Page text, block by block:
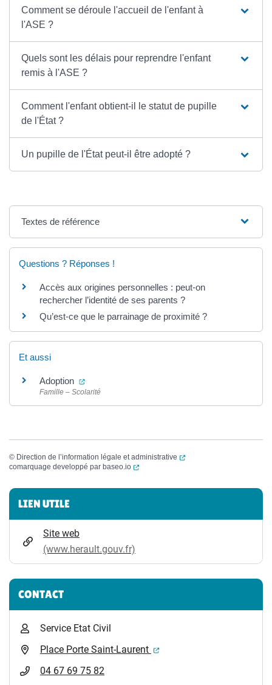
Comment se déroule l'accueil de l'enfant à
l'ASE ?
Quels sont les délais pour reprendre l'enfant
remis à l'ASE ?
Comment l'enfant obtient-il le statut de pupille
de l'État ?
Un pupille de l'État peut-il être adopté ?
Textes de référence
Questions ? Réponses !
Accès aux origines personnelles : peut-on
rechercher l’identité de ses parents ?
Qu’est-ce que le parrainage de proximité ?
Et aussi
Adoption (ouverture dans un nouvel onglet)
Famille – Scolarité
© Direction de l’information légale et administrative
(ouverture dans un
comarquage developpé par baseo.io (ouverture dans un nouvel onglet)
Informations complémentaires
LIEN UTILE
Site web
(www.herault.gouv.fr)
CONTACT
Service Etat Civil
Place Porte Saint-Laurent
(ouverture dans un
04 67 69 75 82